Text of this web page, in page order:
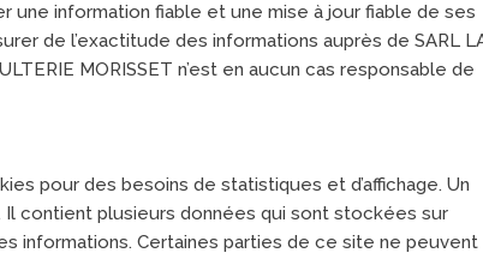
une information fiable et une mise à jour fiable de ses
de l’exactitude des informations auprès de SARL
MORISSET n’est en aucun cas responsable de
pour des besoins de statistiques et d’affichage. Un
contient plusieurs données qui sont stockées sur
informations. Certaines parties de ce site ne peuvent